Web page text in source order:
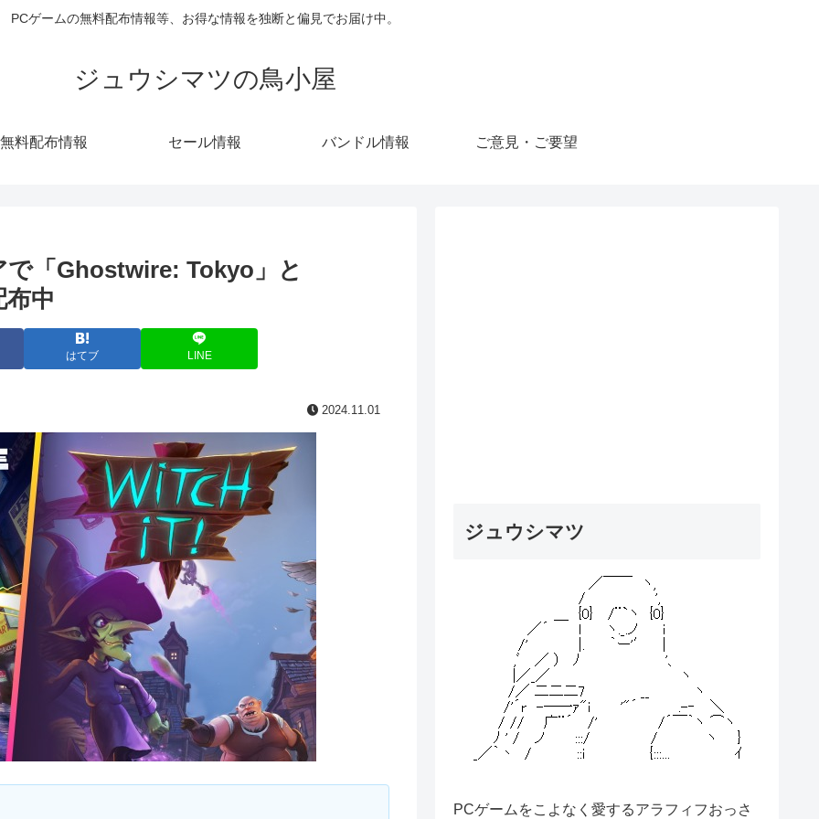
PCゲームの無料配布情報等、お得な情報を独断と偏見でお届け中。
ジュウシマツの鳥小屋
無料配布情報 セール情報 バンドル情報 ご意見・ご要望
「Ghostwire: Tokyo」と
中
はてブ LINE
2024.11.01
ジュウシマツ
PCゲームをこよなく愛するアラフィフおっさ